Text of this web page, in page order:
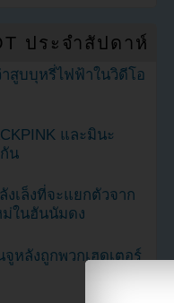
ประจำสัปดาห์
สูบบุหรี่ไฟฟ้าในวิดีโอ
และมินะ
น
งเล็งที่จะแยกตัวจาก
ในฮันนัมดง
หลังถูกพวกเฮดเตอร์